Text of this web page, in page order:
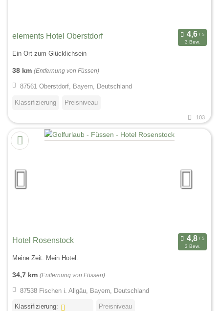
elements Hotel Oberstdorf
3 Bew.
Ein Ort zum Glücklichsein
38 km (Entfernung von Füssen)
87561 Oberstdorf, Bayern, Deutschland
Klassifizierung Preisniveau
103
Hotel Rosenstock
3 Bew.
Meine Zeit. Mein Hotel.
34,7 km (Entfernung von Füssen)
87538 Fischen i. Allgäu, Bayern, Deutschland
Klassifizierung: Preisniveau